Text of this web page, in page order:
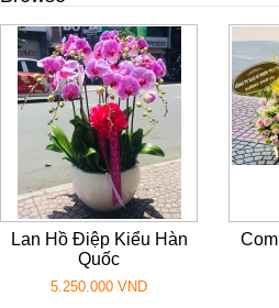
Lan Hồ Điệp Kiểu Hàn
Quốc
5.250.000 VND